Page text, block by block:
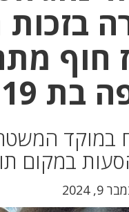
חוף
ונכלאה
במקום
2024